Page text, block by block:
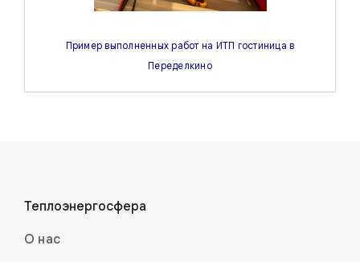
Пример выполненных работ на ИТП гостиница в
Переделкино
Теплоэнерго­сфера
О нас